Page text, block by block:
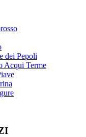
dei Pepoli
Acqui Terme